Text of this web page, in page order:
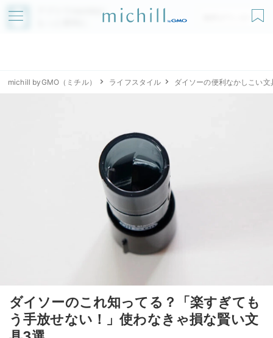
アプリでmichillが
無料ダウンロード
michill byGMO（ミチル） ライフスタイル ダイソーの便利なかしこい文
ダイソーのこれ知ってる？「楽すぎても
う手放せない！」使わなきゃ損な賢い文